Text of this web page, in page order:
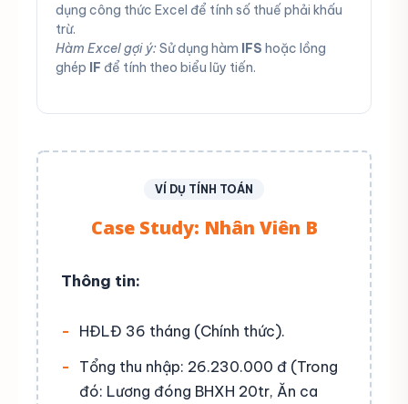
dụng công thức Excel để tính số thuế phải khấu
trừ.
Hàm Excel gợi ý:Sử dụng hàm IFS hoặc lồng
ghép IF để tính theo biểu lũy tiến.
VÍ DỤ TÍNH TOÁN
Case Study: Nhân Viên B
Thông tin:
HĐLĐ 36 tháng (Chính thức).
Tổng thu nhập: 26.230.000 đ (Trong
đó: Lương đóng BHXH 20tr, Ăn ca